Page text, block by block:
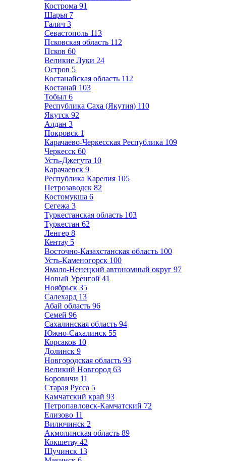
Кострома 91
Шарья 7
Галич 3
Севастополь 113
Псковская область 112
Псков 60
Великие Луки 24
Остров 5
Костанайская область 112
Костанай 103
Тобыл 6
Республика Саха (Якутия) 110
Якутск 92
Алдан 3
Покровск 1
Карачаево-Черкесская Республика 109
Черкесск 60
Усть-Джегута 10
Карачаевск 9
Республика Карелия 105
Петрозаводск 82
Костомукша 6
Сегежа 3
Туркестанская область 103
Туркестан 62
Ленгер 8
Кентау 5
Восточно-Казахстанская область 100
Усть-Каменогорск 100
Ямало-Ненецкий автономный округ 97
Новый Уренгой 41
Ноябрьск 35
Салехард 13
Абай область 96
Семей 96
Сахалинская область 94
Южно-Сахалинск 55
Корсаков 10
Долинск 9
Новгородская область 93
Великий Новгород 63
Боровичи 11
Старая Русса 5
Камчатский край 93
Петропавловск-Камчатский 72
Елизово 11
Вилючинск 2
Акмолинская область 89
Кокшетау 42
Щучинск 13